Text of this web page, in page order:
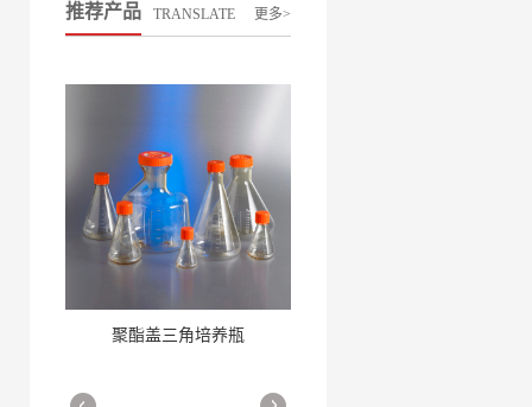
推荐产品 TRANSLATE 更多>
聚酯盖三角培养瓶